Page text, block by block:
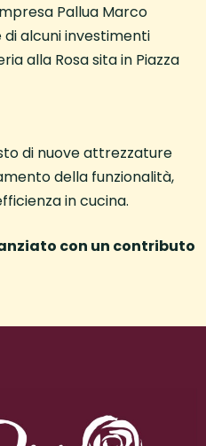
Pallua Marco
di alcuni investimenti
alla Rosa sita in Piazza
di nuove attrezzature
della funzionalità,
in cucina.
con un contributo